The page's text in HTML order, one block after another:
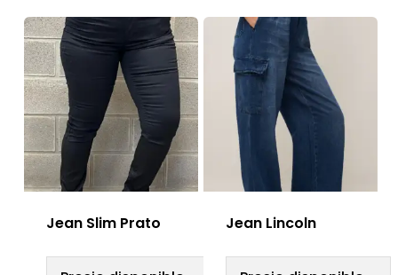
Jean Slim Prato Jean Lincoln